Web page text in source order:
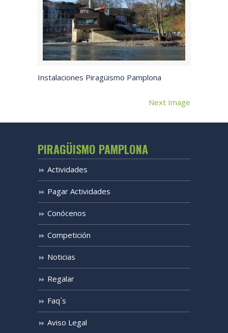
Instalaciones Piragüismo Pamplona
Next Image
PIRAGÜISMO PAMPLONA
Actividades
Pagar Actividades
Conócenos
Competición
Noticias
Regalar
Faq´s
Aviso Legal